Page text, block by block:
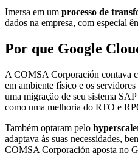
Imersa em um processo de
dados na empresa, com especial
Por que Google
A COMSA Corporación contava
em ambiente físico e os
uma migração de seu sistema
como uma melhoria do RTO e
Também optaram pelo
adaptava às suas necessidades,
COMSA Corporación aposta no